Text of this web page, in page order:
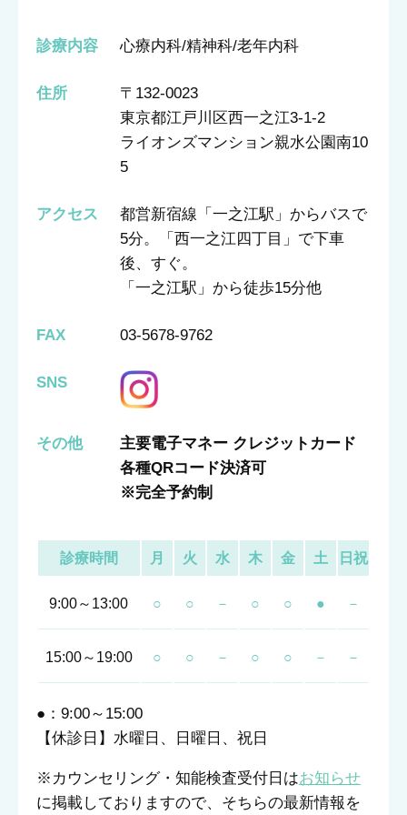
診療内容 心療内科/精神科/老年内科
住所
〒132-0023
東京都江戸川区西一之江3-1-2
ライオンズマンション親水公園南10
5
アクセス
都営新宿線「一之江駅」からバスで
5分。「西一之江四丁目」で下車
後、すぐ。
「一之江駅」から徒歩15分他
FAX 03-5678-9762
SNS
その他
主要電子マネー クレジットカード
各種QRコード決済可
※完全予約制
診療時間 月 火 水 木 金 土 日祝
9:00～13:00 ○ ○ － ○ ○ ● －
15:00～19:00 ○ ○ － ○ ○ － －
●：9:00～15:00
【休診日】水曜日、日曜日、祝日
※カウンセリング・知能検査受付日はお知らせ
に掲載しておりますので、そちらの最新情報を